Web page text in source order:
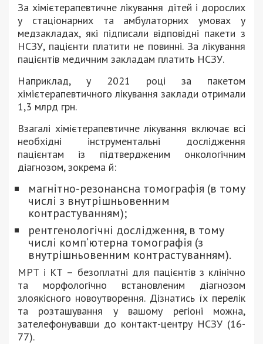
За хімієтерапевтичне лікування дітей і дорослих
у стаціонарних та амбулаторних умовах у
медзакладах, які підписали відповідні пакети з
НСЗУ, пацієнти платити не повинні. За лікування
пацієнтів медичним закладам платить НСЗУ.
Наприклад, у 2021 році за пакетом
хімієтерапевтичного лікування заклади отримали
1,3 млрд грн.
Взагалі хімієтерапевтичне лікування включає всі
необхідні інструментальні дослідження
пацієнтам із підтвердженим онкологічним
діагнозом, зокрема й:
магнітно-резонансна томографія (в тому
числі з внутрішньовенним
контрастуванням);
рентгенологічні дослідження, в тому
числі комп’ютерна томографія (з
внутрішньовенним контрастуванням).
МРТ і КТ – безоплатні для пацієнтів з клінічно
та морфологічно встановленим діагнозом
злоякісного новоутворення. Дізнатись їх перелік
та розташування у вашому регіоні можна,
зателефонувавши до контакт-центру НСЗУ (16-
77).